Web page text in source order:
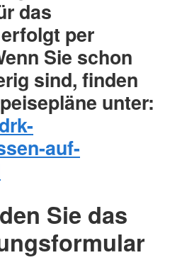
das
per
Sie schon
sind, finden
unter:
auf-
Sie das